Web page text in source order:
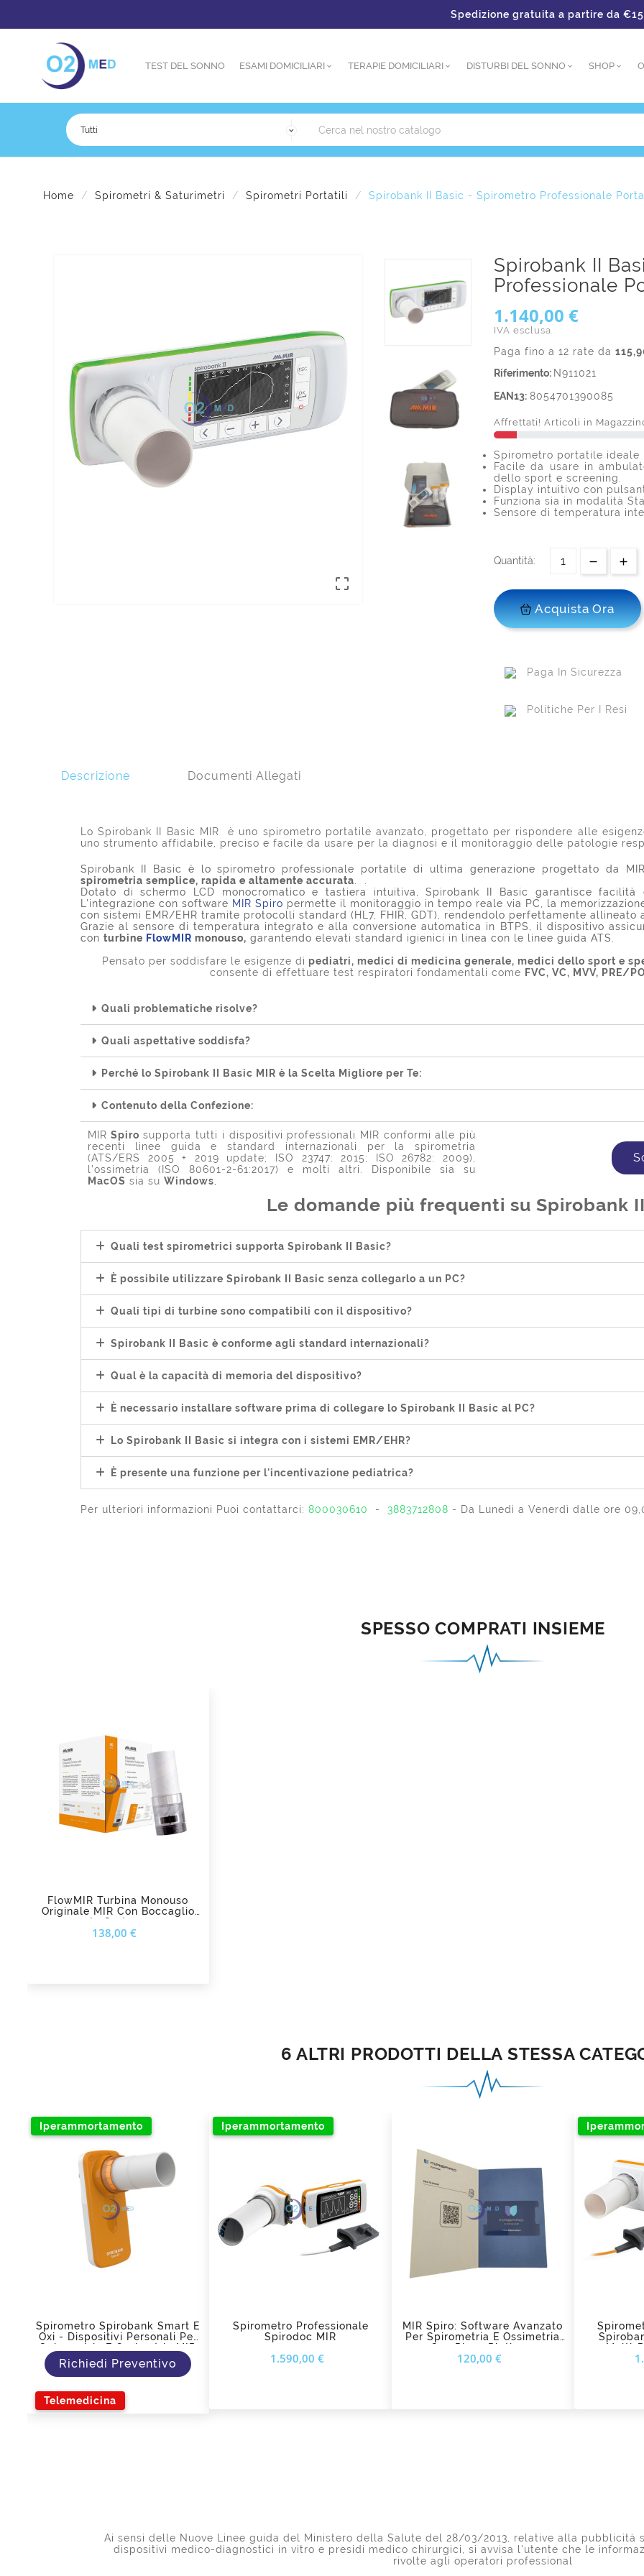
Spedizione gratuita a partire da €150 –
TEST DEL SONNO ESAMI DOMICILIARI TERAPIE DOMICILIARI DISTURBI DEL SONNO SHOP
Home Spirometri & Saturimetri Spirometri Portatili Spirobank II Basic - Spirometro Professionale

Spirobank II
Professionale
1.140,00 €
IVA esclusa
Paga fino a 12 rate da
Riferimento: N911021
EAN13: 8054701390085
Affrettati! Articoli in
Spirometro portatile
Facile da usare in
dello sport e screening.
Display intuitivo con
Funziona sia in modalità
Sensore di temperatura
Quantità:
Acquista Ora
Paga In Sicurezza
Politiche Per I Resi
Descrizione Documenti Allegati
Lo Spirobank II Basic MIR è uno spirometro portatile avanzato, progettato per rispondere alle
uno strumento affidabile, preciso e facile da usare per la diagnosi e il monitoraggio delle patologie
Spirobank II Basic è lo spirometro professionale portatile di ultima generazione progettato da
spirometria semplice, rapida e altamente accurata
Dotato di schermo LCD monocromatico e tastiera intuitiva, Spirobank II Basic garantisce
L'integrazione con software MIR Spiro permette il monitoraggio in tempo reale via PC, la
con sistemi EMR/EHR tramite protocolli standard (HL7, FHIR, GDT), rendendolo perfettamente
Grazie al sensore di temperatura integrato e alla conversione automatica in BTPS, il dispositivo
con turbine FlowMIR monouso, garantendo elevati standard igienici in linea con le linee guida ATS.
Pensato per soddisfare le esigenze di pediatri, medici di medicina generale, medici dello sport e
consente di effettuare test respiratori fondamentali come FVC, VC, MVV, PRE/
Quali problematiche risolve?
Quali aspettative soddisfa?
Perché lo Spirobank II Basic MIR è la Scelta Migliore per Te:
Contenuto della Confezione:
MIR Spiro supporta tutti i dispositivi professionali MIR conformi alle più
recenti linee guida e standard internazionali per la spirometria
(ATS/ERS 2005 + 2019 update; ISO 23747: 2015; ISO 26782: 2009),
l’ossimetria (ISO 80601-2-61:2017) e molti altri. Disponibile sia su
MacOS sia su Windows
Le domande più frequenti su Spirobank
Quali test spirometrici supporta Spirobank II Basic?
È possibile utilizzare Spirobank II Basic senza collegarlo a un PC?
Quali tipi di turbine sono compatibili con il dispositivo?
Spirobank II Basic è conforme agli standard internazionali?
Qual è la capacità di memoria del dispositivo?
È necessario installare software prima di collegare lo Spirobank II Basic al PC?
Lo Spirobank II Basic si integra con i sistemi EMR/EHR?
È presente una funzione per l'incentivazione pediatrica?
Per ulteriori informazioni Puoi contattarci: 800030610 - 3883712808 - Da Lunedì a Venerdì dalle ore
SPESSO COMPRATI INSIEME
FlowMIR Turbina Monouso
Originale MIR Con Boccaglio
In Cartone
138,00 €
6 ALTRI PRODOTTI DELLA STESSA
Telemedicina
Iperammortamento
Spirometro Spirobank Smart E
Oxi - Dispositivi Personali Per
Spirometria E Ossimetria MIR
Richiedi Preventivo
Iperammortamento
Spirometro Professionale
Spirodoc MIR
1.590,00 €
MIR Spiro: Software Avanzato
Per Spirometria E Ossimetria
Con Piano Platinum
120,00 €
Multi-
Ai sensi delle Nuove Linee guida del Ministero della Salute del 28/03/2013, relative alla pubblicità
dispositivi medico-diagnostici in vitro e presidi medico chirurgici, si avvisa l'utente che le
rivolte agli operatori professional